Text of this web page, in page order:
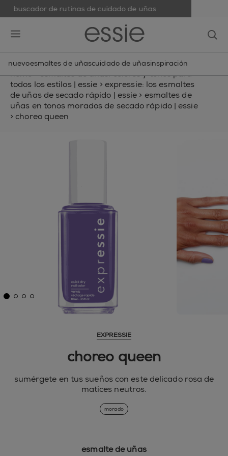
buscador de rutinas de cuidado de uñas
nuevoesmaltes de uñascuidado de uñasinspiración
home>esmaltes de uñas: colores y tonos para
todos los estilos | essie > expressie: los esmaltes
de uñas de secado rápido | essie > esmaltes de
uñas en tonos morados de secado rápido | essie
> choreo queen
EXPRESSIE
choreo queen
sumérgete en tus sueños con este delicado rosa de
matices neutros.
morado
esmalte de uñas